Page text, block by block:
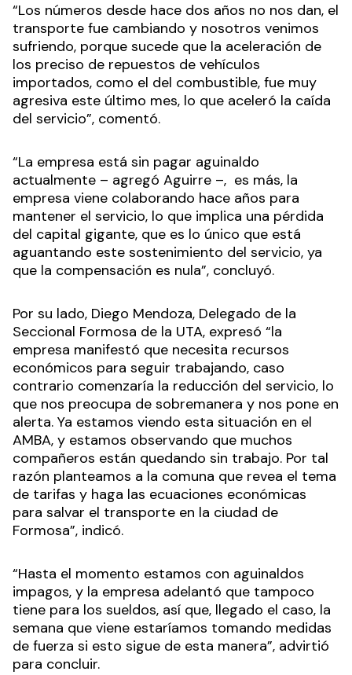
“Los números desde hace dos años no nos dan, el
transporte fue cambiando y nosotros venimos
sufriendo, porque sucede que la aceleración de
los preciso de repuestos de vehículos
importados, como el del combustible, fue muy
agresiva este último mes, lo que aceleró la caída
del servicio”, comentó.
“La empresa está sin pagar aguinaldo
actualmente – agregó Aguirre –, es más, la
empresa viene colaborando hace años para
mantener el servicio, lo que implica una pérdida
del capital gigante, que es lo único que está
aguantando este sostenimiento del servicio, ya
que la compensación es nula”, concluyó.
Por su lado, Diego Mendoza, Delegado de la
Seccional Formosa de la UTA, expresó “la
empresa manifestó que necesita recursos
económicos para seguir trabajando, caso
contrario comenzaría la reducción del servicio, lo
que nos preocupa de sobremanera y nos pone en
alerta. Ya estamos viendo esta situación en el
AMBA, y estamos observando que muchos
compañeros están quedando sin trabajo. Por tal
razón planteamos a la comuna que revea el tema
de tarifas y haga las ecuaciones económicas
para salvar el transporte en la ciudad de
Formosa”, indicó.
“Hasta el momento estamos con aguinaldos
impagos, y la empresa adelantó que tampoco
tiene para los sueldos, así que, llegado el caso, la
semana que viene estaríamos tomando medidas
de fuerza si esto sigue de esta manera”, advirtió
para concluir.